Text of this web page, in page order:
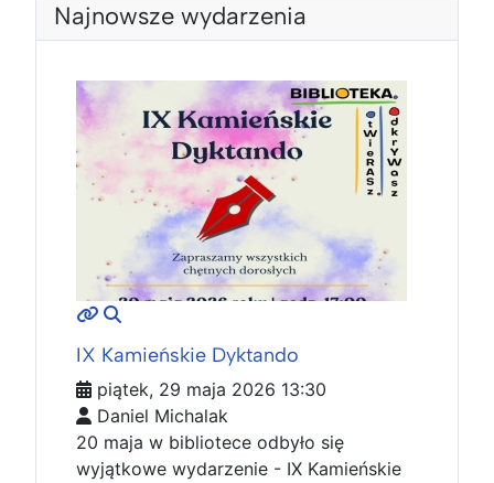
Najnowsze wydarzenia
MOD_JTCS_VIEW_ARTICLE_LINK
IX Kamieńskie Dyktando
piątek, 29 maja 2026 13:30
Daniel Michalak
20 maja w bibliotece odbyło się
wyjątkowe wydarzenie - IX Kamieńskie